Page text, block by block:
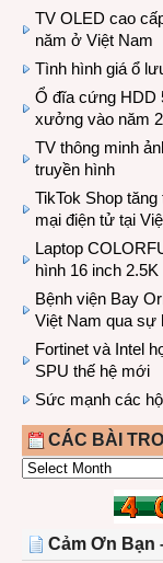
TV OLED cao
năm ở Việt Nam
Tình hình giá ổ
Ổ đĩa cứng HDD
xưởng vào năm
TV thông minh
truyền hình
TikTok Shop
mại điện tử tại
Laptop
hình 16 inch 2.5K
Bệnh viện Bay
Việt Nam qua sự
Fortinet và Intel
SPU thế hệ mới
Sức mạnh các
CÁC BÀI
CÁC
THÁNG
Cảm Ơn Bạn